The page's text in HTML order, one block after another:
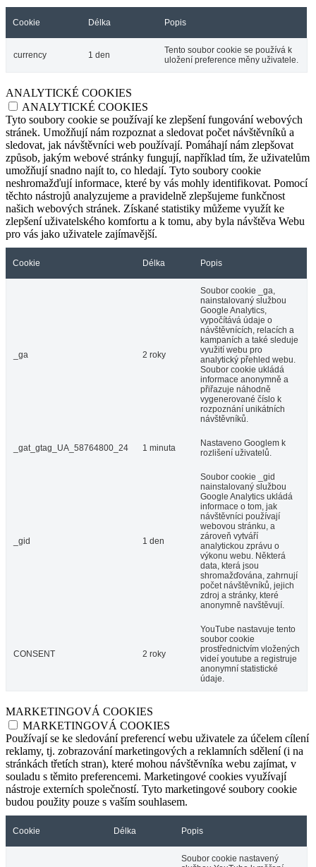
Cookie Délka Popis
currency 1 den
Tento soubor cookie se používá k
uložení preference měny uživatele.
ANALYTICKÉ COOKIES
ANALYTICKÉ COOKIES
Tyto soubory cookie se používají ke zlepšení fungování webových
stránek. Umožňují nám rozpoznat a sledovat počet návštěvníků a
sledovat, jak návštěvníci web používají. Pomáhají nám zlepšovat
způsob, jakým webové stránky fungují, například tím, že uživatelům
umožňují snadno najít to, co hledají. Tyto soubory cookie
neshromažďují informace, které by vás mohly identifikovat. Pomocí
těchto nástrojů analyzujeme a pravidelně zlepšujeme funkčnost
našich webových stránek. Získané statistiky můžeme využít ke
zlepšení uživatelského komfortu a k tomu, aby byla návštěva Webu
pro vás jako uživatele zajímavější.
Cookie Délka Popis
_ga 2 roky
Soubor cookie _ga,
nainstalovaný službou
Google Analytics,
vypočítává údaje o
návštěvnících, relacích a
kampaních a také sleduje
využití webu pro
analytický přehled webu.
Soubor cookie ukládá
informace anonymně a
přiřazuje náhodně
vygenerované číslo k
rozpoznání unikátních
návštěvníků.
_gat_gtag_UA_58764800_24 1 minuta
Nastaveno Googlem k
rozlišení uživatelů.
_gid 1 den
Soubor cookie _gid
nainstalovaný službou
Google Analytics ukládá
informace o tom, jak
návštěvníci používají
webovou stránku, a
zároveň vytváří
analytickou zprávu o
výkonu webu. Některá
data, která jsou
shromažďována, zahrnují
počet návštěvníků, jejich
zdroj a stránky, které
anonymně navštěvují.
CONSENT 2 roky
YouTube nastavuje tento
soubor cookie
prostřednictvím vložených
videí youtube a registruje
anonymní statistické
údaje.
MARKETINGOVÁ COOKIES
MARKETINGOVÁ COOKIES
Používají se ke sledování preferencí webu uživatele za účelem cílení
reklamy, tj. zobrazování marketingových a reklamních sdělení (i na
stránkách třetích stran), které mohou návštěvníka webu zajímat, v
souladu s těmito preferencemi. Marketingové cookies využívají
nástroje externích společností. Tyto marketingové soubory cookie
budou použity pouze s vaším souhlasem.
Cookie Délka Popis
Soubor cookie nastavený